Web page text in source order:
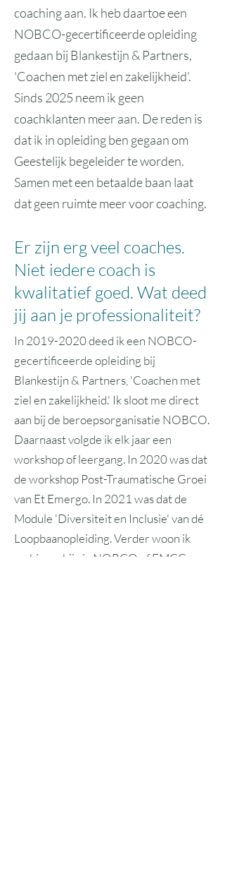
coaching aan. Ik heb daartoe een
NOBCO-gecertificeerde opleiding
gedaan bij Blankestijn & Partners,
'Coachen met ziel en zakelijkheid'.
Sinds 2025 neem ik geen
coachklanten meer aan. De reden is
dat ik in opleiding ben gegaan om
Geestelijk begeleider te worden.
Samen met een betaalde baan laat
dat geen ruimte meer voor coaching.
Er zijn erg veel coaches.
Niet iedere coach is
kwalitatief goed. Wat deed
jij aan je professionaliteit?
In 2019-2020deed ik een NOBCO-
gecertificeerde opleiding bij
Blankestijn & Partners, 'Coachen met
ziel en zakelijkheid.' Ik sloot me direct
aan bij de beroepsorganisatie NOBCO.
Daarnaast volgde ik elk jaar een
workshop of leergang. In 2020 was dat
de workshop Post-Traumatische Groei
van Et Emergo. In 2021 was dat de
Module 'Diversiteit en Inclusie' van dé
Loopbaanopleiding. Verder woon ik
webinars bij via NOBCO of EMCC,